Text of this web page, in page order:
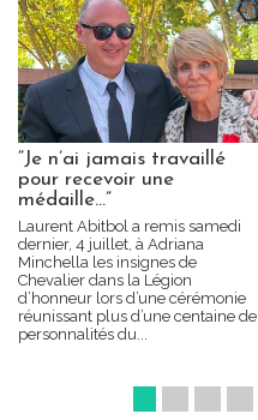
“Je n’ai jamais travaillé
pour recevoir une
médaille...”
Laurent Abitbol a remis samedi
dernier, 4 juillet, à Adriana
Minchella les insignes de
Chevalier dans la Légion
d’honneur lors d’une cérémonie
réunissant plus d’une centaine de
personnalités du...